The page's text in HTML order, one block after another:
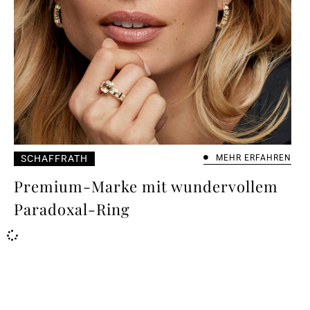
SCHAFFRATH MEHR ERFAHREN
Premium-Marke mit wundervollem
Paradoxal-Ring